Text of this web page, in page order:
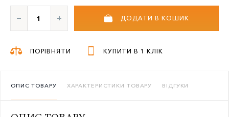
ДОДАТИ В КОШИК
ПОРІВНЯТИ КУПИТИ В 1 КЛІК
ОПИС ТОВАРУ ХАРАКТЕРИСТИКИ ТОВАРУ ВІДГУКИ